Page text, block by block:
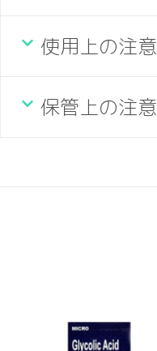
使用上の注意
保管上の注意